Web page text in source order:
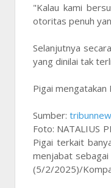
"Kalau kami
otoritas penuh
Selanjutnya
yang dinilai tak
Pigai
Sumber:
Foto: NATALIUS
Pigai terkait
menjabat
(5/2/2025)/